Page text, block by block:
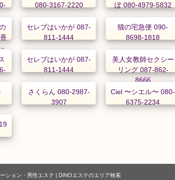
080-3167-2220
ぽ 080-4979-5832
セレブはいかが 087-
811-1444
猫の宅急便 090-
8698-1818
セレブはいかが 087-
811-1444
美人女教師セクシー
リング 087-862-
8666
さくらん 080-2987-
3907
Ciel 〜シエル〜 080-
6375-2234
ション・男性エステ | DINOエステのエリア検索